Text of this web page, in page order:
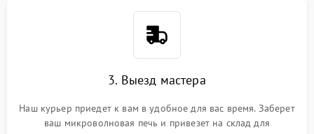
3. Выезд мастера
Наш курьер приедет к вам в удобное для вас время. Заберет
ваш микроволновая печь и привезет на склад для